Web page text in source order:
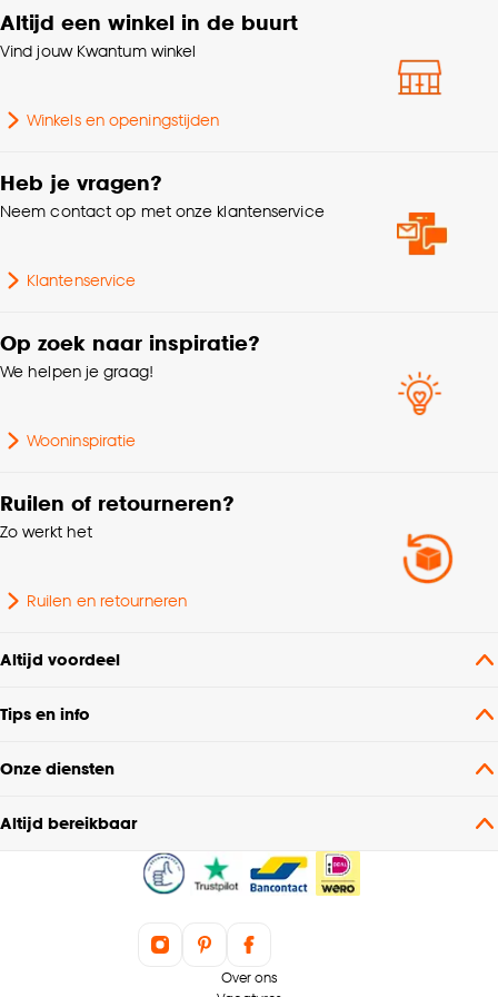
klikken.
Goed om te weten is dat je deze keuze altijd nog
cookieverklaring.
Kleurtint
Gewicht gram per m2
Altijd een winkel in de buurt
Vind jouw Kwantum winkel
Winkels en openingstijden
Heb je vragen?
Neem contact op met onze klantenservice
Klantenservice
Op zoek naar inspiratie?
We helpen je graag!
Wooninspiratie
Ruilen of retourneren?
Zo werkt het
Ruilen en retourneren
Altijd voordeel
Tips en info
Onze diensten
Altijd bereikbaar
Over ons